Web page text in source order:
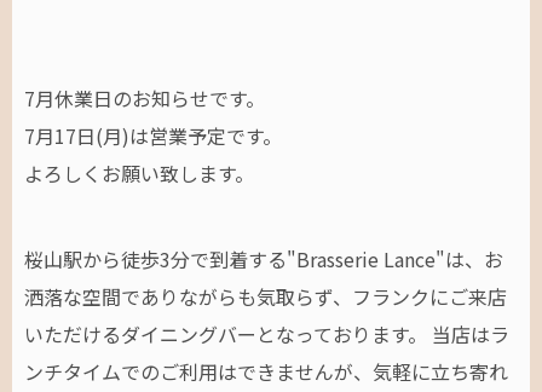
7月休業日のお知らせです。
7月17日(月)は営業予定です。
よろしくお願い致します。
桜山駅から徒歩3分で到着する"Brasserie Lance"は、お
洒落な空間でありながらも気取らず、フランクにご来店
いただけるダイニングバーとなっております。 当店はラ
ンチタイムでのご利用はできませんが、気軽に立ち寄れ